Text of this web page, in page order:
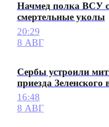
Начмед полка ВСУ
смертельные уколы
20:29
8 АВГ
Сербы устроили
приезда Зеленского
16:48
8 АВГ